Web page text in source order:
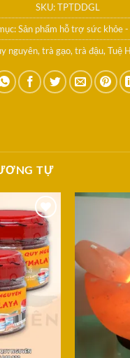
SKU:TPTDDGL
Sản phẩm hỗ trợ sức khỏe
nguyên, trà gạo, trà đậu, Tuệ
TỰ
Add to
Wishlist